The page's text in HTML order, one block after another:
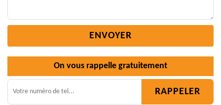
On vous rappelle gratuitement